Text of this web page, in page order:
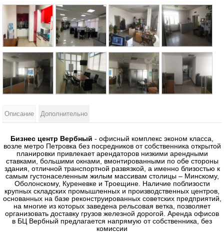
Описание Дополнительно
Бизнес центр Вербный - офисный комплекс эконом класса,
возле метро Петровка без посредников от собственника открытой
планировки привлекает арендаторов низкими арендными
ставками, большими окнами, вмонтированными по обе стороны
здания, отличной транспортной развязкой, а именно близостью к
самым густонаселенным жилым массивам столицы – Минскому,
Оболонскому, Куреневке и Троещине. Наличие поблизости
крупных складских промышленных и производственных центров,
основанных на базе реконструированных советских предприятий,
на многие из которых заведена рельсовая ветка, позволяет
организовать доставку грузов железной дорогой. Аренда офисов
в БЦ Вербный предлагается напрямую от собственника, без
комиссии